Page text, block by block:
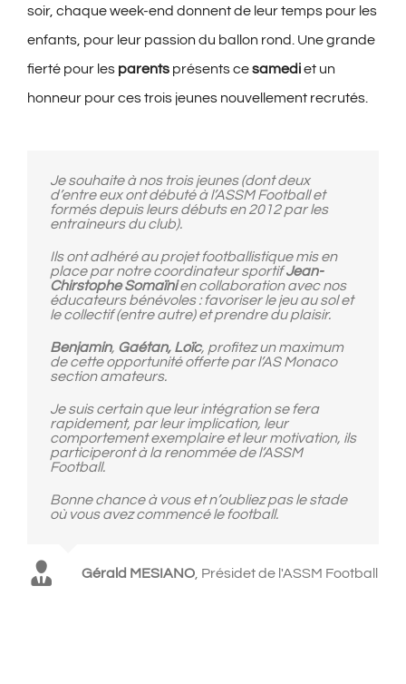
soir, chaque week-end donnent de leur temps pour les
enfants, pour leur passion du ballon rond. Une grande
fierté pour les parents présents cesamediet un
honneur pour ces trois jeunes nouvellement recrutés.
Je souhaite à nos trois jeunes (dont deux
d’entre eux ont débuté à l’ASSM Football et
formés depuis leurs débuts en 2012 par les
entraineurs du club).
Ils ont adhéré au projet footballistique mis en
place par notre coordinateur sportifJean-
Chirstophe Somaïnien collaboration avec nos
éducateurs bénévoles : favoriser le jeu au sol et
le collectif (entre autre) et prendre du plaisir.
Benjamin, Gaétan, Loïc, profitez un maximum
de cette opportunité offerte par l’AS Monaco
section amateurs.
Je suis certain que leur intégration se fera
rapidement, par leur implication, leur
comportement exemplaire et leur motivation, ils
participeront à la renommée de l’ASSM
Football.
Bonne chance à vous et n’oubliez pas le stade
où vous avez commencé le football.
Gérald MESIANO, Présidet de l'ASSM Football